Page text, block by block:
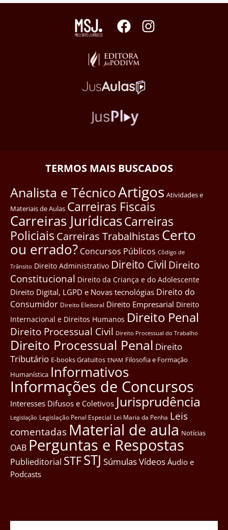
TERMOS MAIS BUSCADOS
Analista e TécnicoArtigos Atividades e
Materiais de Aulas Carreiras Fiscais
Carreiras JurídicasCarreiras
Policiais Carreiras Trabalhistas Certo
ou errado? Concursos Públicos Côdigo de
Trânsito Direito Administrativo Direito Civil Direito
Constitucional Direito da Criança e do Adolescente
Direito Digital, LGPD e Novas tecnológias Direito do
Consumidor Direito Eleitoral Direito Empresarial Direito
Internacional e Direitos Humanos Direito Penal
Direito Processual Civil Direito Processual do Trabalho
Direito Processual Penal Direito
Tributário E-books Gratuitos ENAM Filosofia e Formação
Humanística Informativos
Informações de Concursos
Interesses Difusos e Coletivos Jurisprudência
Legislação Legislação Penal Especial Lei Maria da Penha Leis
comentadas Material de aula Notícias
OAB Perguntas e Respostas
Publieditorial STFSTJ SúmulasVídeos Áudio e
Podcasts